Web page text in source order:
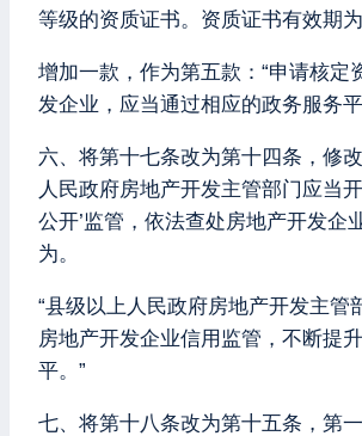
等级的资质证书。资质证书有效期
增加一款，作为第五款：“申请核定
发企业，应当通过相应的政务服务
六、将第十七条改为第十四条，修
人民政府房地产开发主管部门应当
公开’监管，依法查处房地产开发企
为。
“县级以上人民政府房地产开发主管
房地产开发企业信用监管，不断提
平。”
七、将第十八条改为第十五条，第